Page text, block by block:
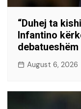
“Duhej ta
Infantino
debatueshëm
August 6, 2026